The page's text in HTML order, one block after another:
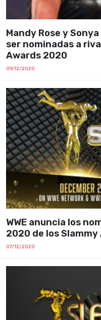
Mandy Rose y
ser nominadas a
Awards 2020
09/12/2020
WWE anuncia los
2020 de los Slammy
07/12/2020